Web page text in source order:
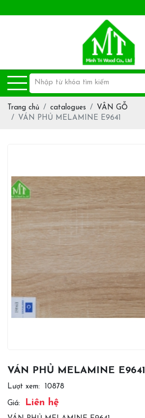
Trang chủ catalogues
VÂN GỖ
VÁN PHỦ MELAMINE E9641
VÁN PHỦ MELAMINE E9641
Lượt xem: 10878
Giá: Liên hệ